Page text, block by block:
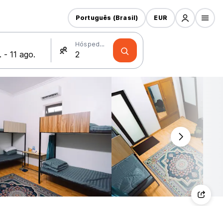
Hóspedes
Português (Brasil) EUR